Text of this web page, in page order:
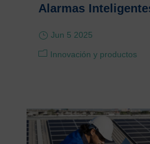
Alarmas
Jun 5 2025
Innovación y productos